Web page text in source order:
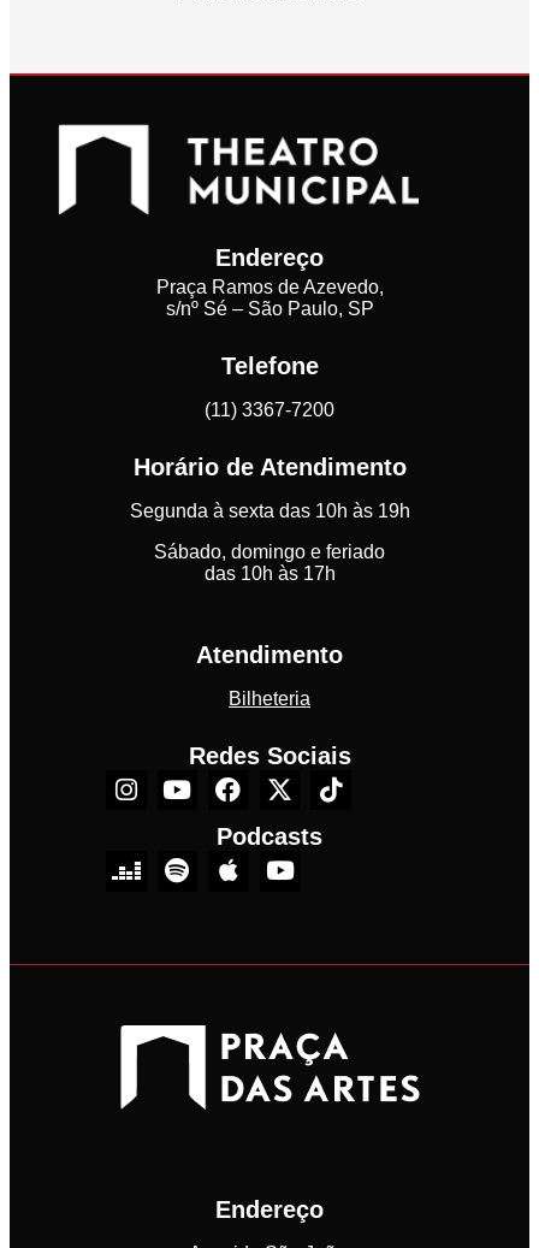
Endereço
Praça Ramos de Azevedo,
s/nº Sé – São Paulo, SP
Telefone
(11) 3367-7200
Horário de Atendimento
Segunda à sexta das 10h às 19h
Sábado, domingo e feriado
das 10h às 17h
Atendimento
Bilheteria
Redes Sociais
Podcasts
Endereço